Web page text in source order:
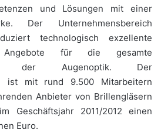
und Lösungen mit einer
Der Unternehmensbereich
technologisch exzellente
für die gesamte
der Augenoptik. Der
ist mit rund 9.500 Mitarbeitern
Anbieter von Brillengläsern
Geschäftsjahr 2011/2012 einen
Euro.